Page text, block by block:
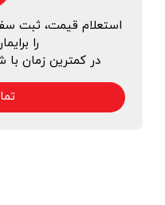
استعلام قیمت، ثبت
را
در کمترین زمان